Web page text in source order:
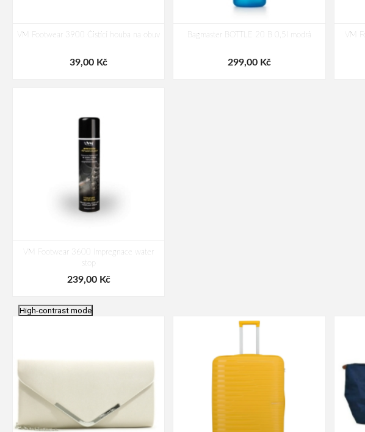
VM Footwear 3900 Čistící houba na obuv
39,00 Kč
Bagmaster BOTTLE 20 B 0,5l modrá
299,00 Kč
VM
VM Footwear 3600 Impregnace water
stop
239,00 Kč
High-contrast mode